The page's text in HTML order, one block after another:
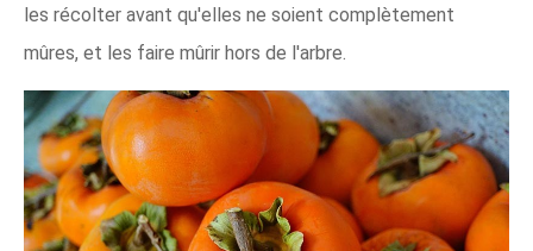
les récolter avant qu'elles ne soient complètement
mûres, et les faire mûrir hors de l'arbre.